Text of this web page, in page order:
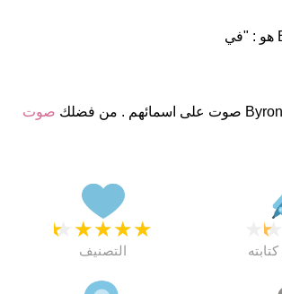
صوت
★
★
★
★
★
التصنيف
★